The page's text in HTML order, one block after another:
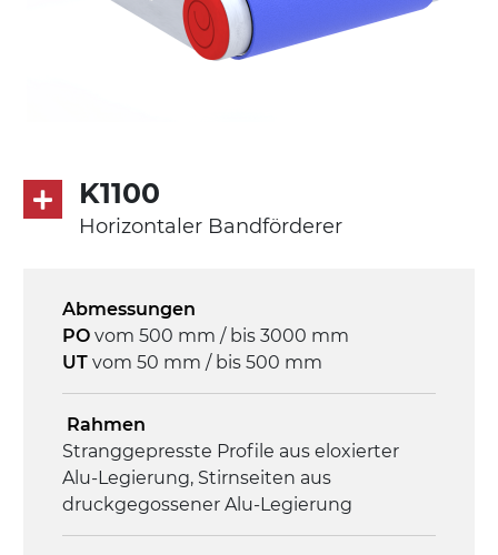
K1100
Horizontaler Bandförderer
Abmessungen
PO vom 500 mm / bis 3000 mm
UT vom 50 mm / bis 500 mm
Rahmen
Stranggepresste Profile aus eloxierter
Alu-Legierung, Stirnseiten aus
druckgegossener Alu-Legierung